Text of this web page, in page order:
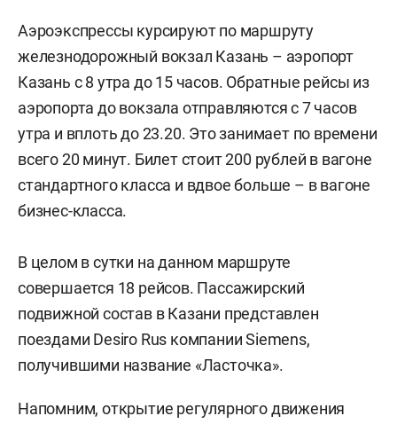
Аэроэкспрессы курсируют по маршруту
железнодорожный вокзал Казань – аэропорт
Казань с 8 утра до 15 часов. Обратные рейсы из
аэропорта до вокзала отправляются с 7 часов
утра и вплоть до 23.20. Это занимает по времени
всего 20 минут. Билет стоит 200 рублей в вагоне
стандартного класса и вдвое больше – в вагоне
бизнес-класса.
В целом в сутки на данном маршруте
совершается 18 рейсов. Пассажирский
подвижной состав в Казани представлен
поездами Desiro Rus компании Siemens,
получившими название «Ласточка».
Напомним, открытие регулярного движения